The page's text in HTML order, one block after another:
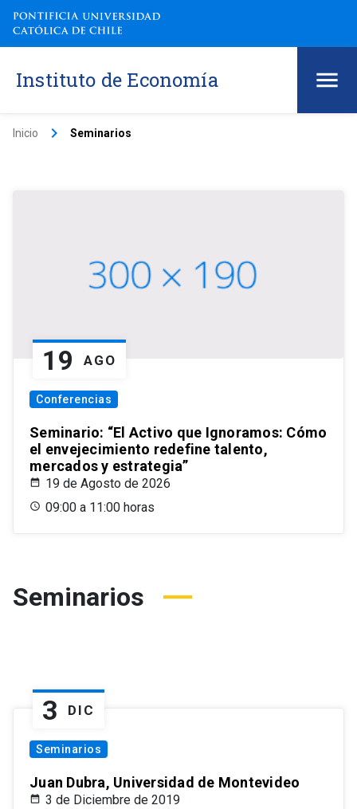
Instituto de Economía
Inicio keyboard_arrow_right Seminarios
19 AGO
Conferencias
Seminario: “El Activo que Ignoramos: Cómo
el envejecimiento redefine talento,
mercados y estrategia”
19 de Agosto de 2026
09:00 a 11:00 horas
Seminarios
3 DIC
Seminarios
Juan Dubra, Universidad de Montevideo
3 de Diciembre de 2019